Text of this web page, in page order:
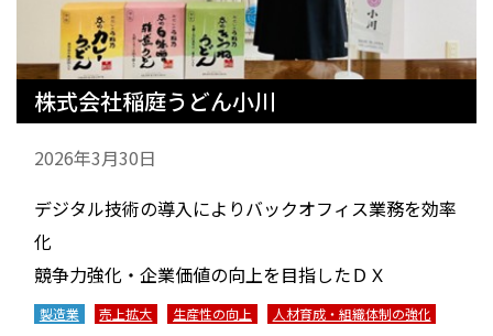
株式会社稲庭うどん小川
2026年3月30日
デジタル技術の導入によりバックオフィス業務を効率
化
競争力強化・企業価値の向上を目指したＤＸ
製造業 売上拡大 生産性の向上
人材育成・組織体制の強化